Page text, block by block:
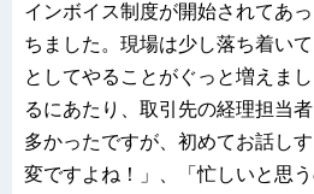
インボイス制度が開始されてあ
ちました。現場は少し落ち着い
としてやることがぐっと増えま
るにあたり、取引先の経理担当
多かったですが、初めてお話し
変ですよね！」、「忙しいと思